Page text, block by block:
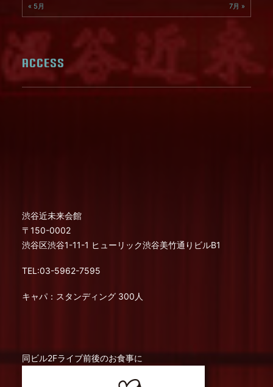
« 5月 7月 »
ACCESS
渋谷近未来会館
〒150-0002
渋谷区渋谷1-11-1 ヒューリック渋谷美竹通りビルB1
TEL:03-5962-7595
キャパ：スタンディング 300人
同ビル2Fライブ前後のお食事に